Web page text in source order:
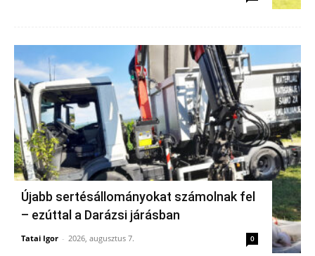
Újabb sertésállományokat számolnak fel
– ezúttal a Darázsi járásban
Tatai Igor - 2026, augusztus 7. 0